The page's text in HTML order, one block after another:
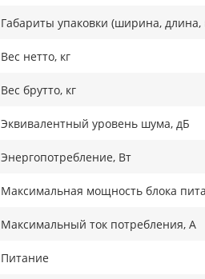
Габариты упаковки (ширина, длина,
Вес нетто, кг
Вес брутто, кг
Эквивалентный уровень шума, дБ
Энергопотребление, Вт
Максимальная мощность блока
Максимальный ток потребления, А
Питание